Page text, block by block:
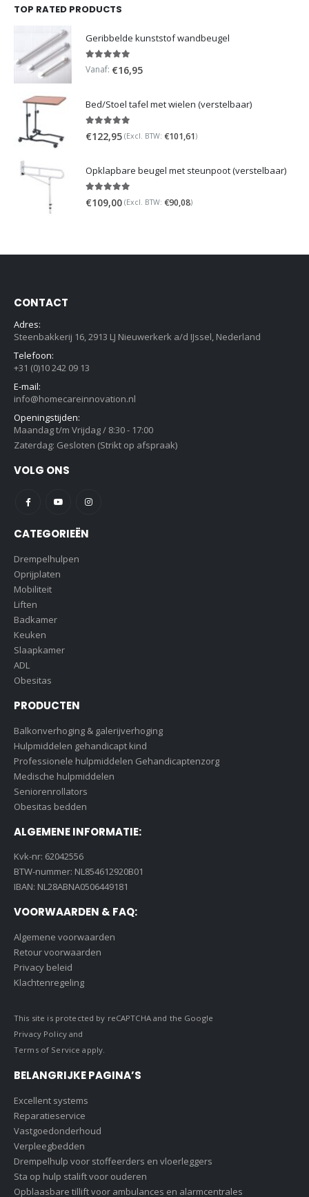
TOP RATED PRODUCTS
Geribbelde kunststof wandbeugel
5.00out of 5
Vanaf: €16,95
Bed/Stoel tafel met wielen (verstelbaar)
€122,95 (Excl. BTW: €101,61)
Opklapbare beugel met steunpoot (verstelbaar)
€109,00 (Excl. BTW: €90,08)
CONTACT
Adres:
Steenbakkerij 16, 2913 LJ Nieuwerkerk a/d IJssel, Nederland
Telefoon:
+31 (0)10 242 09 13
E-mail:
info@homecareinnovation.nl
Openingstijden:
Maandag t/m Vrijdag / 8:30 - 17:00
Zaterdag: Gesloten (Strikt op afspraak)
VOLG ONS
CATEGORIEËN
Drempelhulpen
Oprijplaten
Mobiliteit
Liften
Badkamer
Keuken
Slaapkamer
ADL
Obesitas
PRODUCTEN
Balkonverhoging & galerijverhoging
Hulpmiddelen gehandicapt kind
Professionele hulpmiddelen Gehandicaptenzorg
Medische hulpmiddelen
Seniorenrollators
Obesitas bedden
ALGEMENE INFORMATIE:
Kvk-nr: 62042556
BTW-nummer: NL854612920B01
IBAN: NL28ABNA0506449181
VOORWAARDEN & FAQ:
Algemene voorwaarden
Retour voorwaarden
Privacy beleid
Klachtenregeling
This site is protected by reCAPTCHA and the Google
Privacy Policyand
Terms of Service apply.
BELANGRIJKE PAGINA’S
Excellent systems
Reparatieservice
Vastgoedonderhoud
Verpleegbedden
Drempelhulp voor stoffeerders en vloerleggers
Sta op hulp stalift voor ouderen
Opblaasbare tillift voor ambulances en alarmcentrales